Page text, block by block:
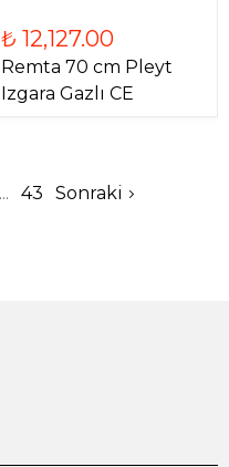
₺ 12,127.00
Remta 70 cm Pleyt
Izgara Gazlı CE
43 Sonraki